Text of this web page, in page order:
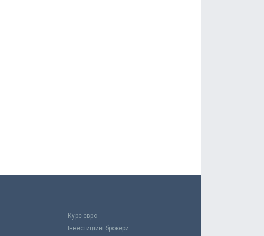
Курс євро
Інвестиційні брокери